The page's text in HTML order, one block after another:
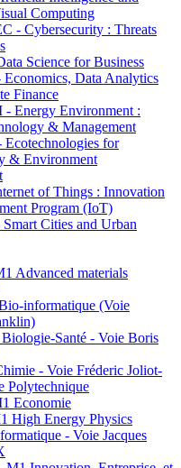
Computing
- Cybersecurity : Threats
Science for Business
Data Analytics
Finance
Energy Environment :
& Management
for
& Environment
of Things : Innovation
Program (IoT)
Cities and Urban
Advanced materials
informatique (Voie
Santé - Voie Boris
- Voie Fréderic Joliot-
Polytechnique
Economie
High Energy Physics
- Voie Jacques